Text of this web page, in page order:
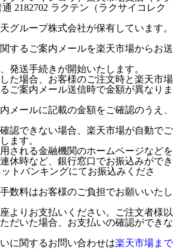
2182702 ラクテン（ラクサイコレク
グループ株式会社が保有しています。
するご案内メールを楽天市場からお送
発送手続きが開始いたします。
た場合、お客様のご注文時と楽天市場
ご案内メール送信時で金額が異なりま
メールに記載の金額をご確認のうえ、
認できない場合、楽天市場が自動でご
ます。
される金融機関のホームページなどを
休時など、銀行窓口でお振込みができ
トバンキングにてお振込みくださ
数料はお客様のご負担でお願いいたし
よりお支払いください。ご注文者様以
だいた場合、お支払いの確認ができな
に関するお問い合わせは楽天市場まで